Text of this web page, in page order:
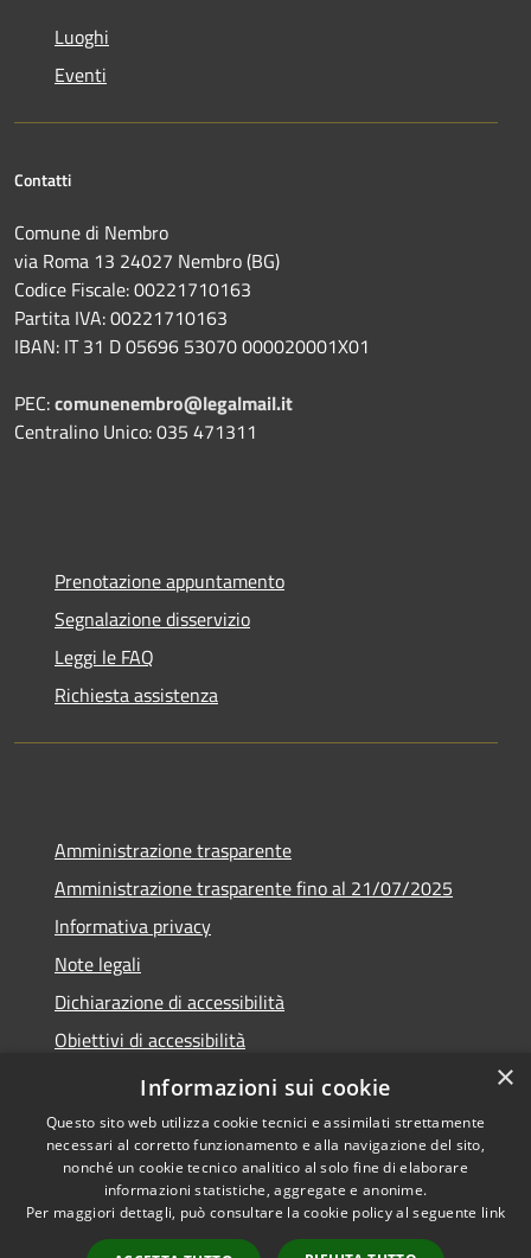
Luoghi
Eventi
Contatti
Comune di Nembro
via Roma 13 24027 Nembro (BG)
Codice Fiscale: 00221710163
Partita IVA: 00221710163
IBAN: IT 31 D 05696 53070 000020001X01
PEC:comunenembro@legalmail.it
Centralino Unico: 035 471311
Prenotazione appuntamento
Segnalazione disservizio
Leggi le FAQ
Richiesta assistenza
Amministrazione trasparente
Amministrazione trasparente fino al 21/07/2025
Informativa privacy
Note legali
Dichiarazione di accessibilità
Obiettivi di accessibilità
Piano di miglioramento
Accessibilità
Copyright © 2026 • Comune di
Nembro • Powered by
×
Informazioni sui cookie
Questo sito web utilizza cookie tecnici e assimilati strettamente
necessari al corretto funzionamento e alla navigazione del sito,
nonché un cookie tecnico analitico al solo fine di elaborare
informazioni statistiche, aggregate e anonime.
Per maggiori dettagli, può consultare la cookie policy al seguente link